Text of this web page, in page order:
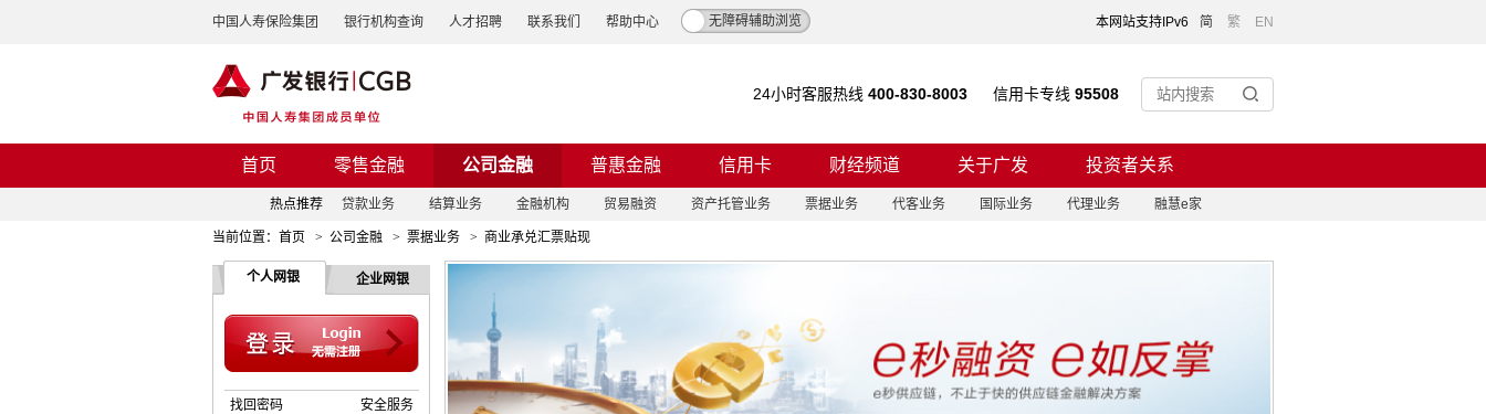
中国人寿保险集团 银行机构查询 人才招聘 联系我们 帮助中心 无障碍辅助浏览 本网站支持IPv6 简 繁 EN
24小时客服热线 400-830-8003 信用卡专线 95508
首页 零售金融 公司金融 普惠金融 信用卡 财经频道 关于广发 投资者关系
热点推荐 贷款业务 结算业务 金融机构 贸易融资 资产托管业务 票据业务 代客业务 国际业务 代理业务 融慧e家
当前位置： 首页 > 公司金融 > 票据业务 > 商业承兑汇票贴现
个人网银 企业网银
找回密码 安全服务